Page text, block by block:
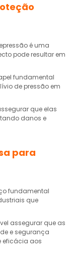
é uma
pode resultar em
fundamental
de pressão em
que elas
danos e
para
fundamental
que
assegurar que as
e segurança
eficácia aos